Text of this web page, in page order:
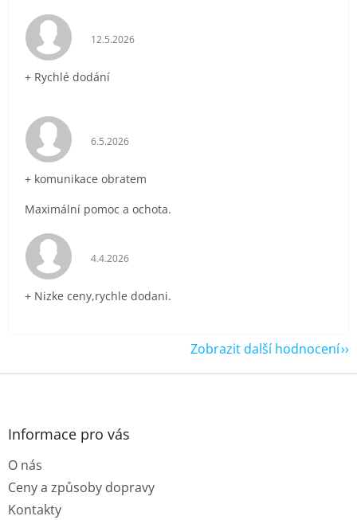
Hodnocení obchodu je 5 z 5 hvězdiček.
12.5.2026
+ Rychlé dodání
Hodnocení obchodu je 5 z 5 hvězdiček.
6.5.2026
+ komunikace obratem
Maximální pomoc a ochota.
Hodnocení obchodu je 5 z 5 hvězdiček.
4.4.2026
+ Nizke ceny,rychle dodani.
Zobrazit další hodnocení
Z
Informace pro vás
O nás
Ceny a způsoby dopravy
Kontakty